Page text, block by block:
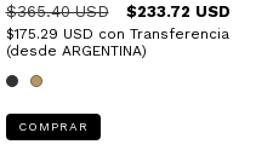
$365.40 USD $233.72 USD
$175.29 USD con Transferencia
(desde ARGENTINA)
COMPRAR